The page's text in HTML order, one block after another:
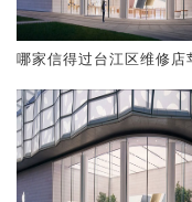
哪家信得过台江区维修店